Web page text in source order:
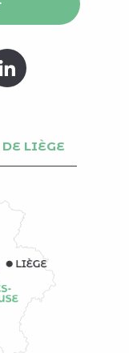
LIÈGE